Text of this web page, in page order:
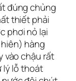
đúng chủng
thiết phải
phơi nỏ lại
hàng
vào chậu rất
lý lỗ thoát